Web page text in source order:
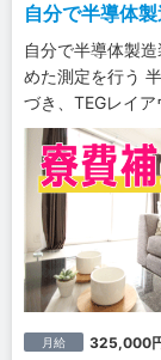
自分で半導体
自分で半導体製
めた測定を行う
づき、TEGレイ
月給 325,000